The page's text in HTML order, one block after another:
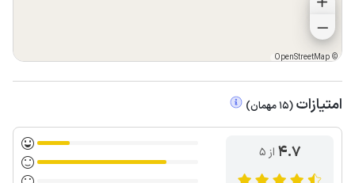
©
OpenStreetMap
امتیازات (
15 مهمان)
4.7 از ۵